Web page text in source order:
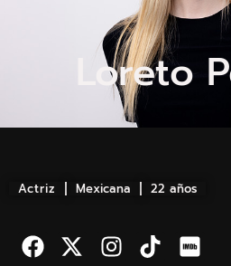
Loreto
Actriz Mexicana 22 años